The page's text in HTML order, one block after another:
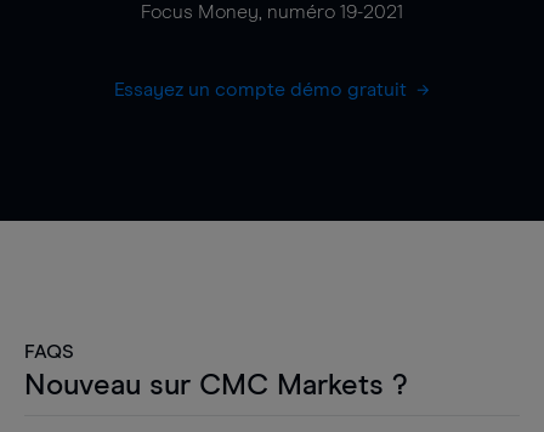
Focus Money, numéro 19-2021
Essayez un compte démo gratuit
FAQS
Nouveau sur CMC Markets ?